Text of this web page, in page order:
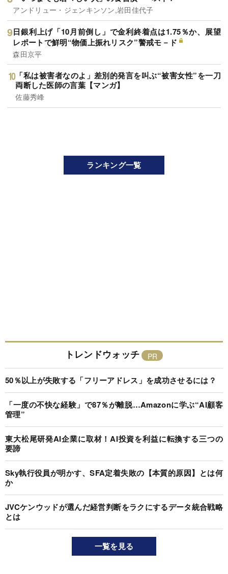
アンドリュー・ジェンキンソン,岩田佳代子
日銀利上げ「10月前倒し」で金利終着点は1.75％か、展望
レポートで鮮明“物価上振れリスク”警戒モ－ド
森田京平
「私は被害者なのよ」差別的発言を叫ぶ“被害女性”を一刀
両断した医師の言葉【マンガ】
佐藤秀峰
ランキング一覧
トレンドウォッチ
50％以上が失敗する「フリーアドレス」を成功させるには？
「一度の不快な経験」で87％が離脱…Amazonに学ぶ“AI顧客
管理”
東大松尾研発AI企業に取材！AI投資を利益に転換する三つの
要諦
Sky執行役員が明かす、SFA定着失敗の【本質的原因】とは何
か
JVCケンウッドが選んだ経営判断をラクにするデータ統合戦略
とは
一覧を見る